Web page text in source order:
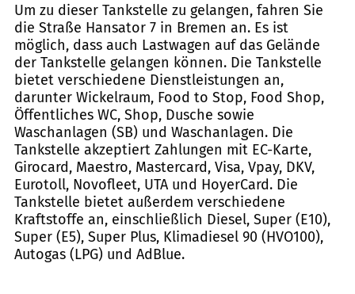
Um zu dieser Tankstelle zu gelangen, fahren Sie
die Straße Hansator 7 in Bremen an. Es ist
möglich, dass auch Lastwagen auf das Gelände
der Tankstelle gelangen können. Die Tankstelle
bietet verschiedene Dienstleistungen an,
darunter Wickelraum, Food to Stop, Food Shop,
Öffentliches WC, Shop, Dusche sowie
Waschanlagen (SB) und Waschanlagen. Die
Tankstelle akzeptiert Zahlungen mit EC-Karte,
Girocard, Maestro, Mastercard, Visa, Vpay, DKV,
Eurotoll, Novofleet, UTA und HoyerCard. Die
Tankstelle bietet außerdem verschiedene
Kraftstoffe an, einschließlich Diesel, Super (E10),
Super (E5), Super Plus, Klimadiesel 90 (HVO100),
Autogas (LPG) und AdBlue.